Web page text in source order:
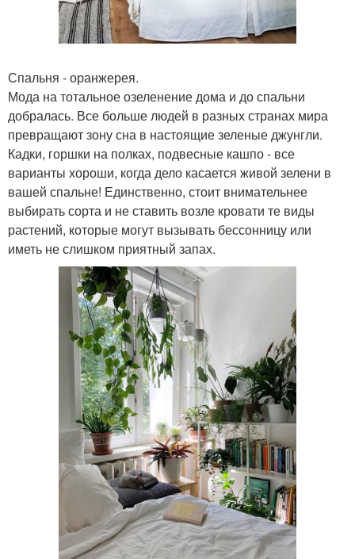
Спальня - оранжерея.
Мода на тотальное озеленение дома и до спальни
добралась. Все больше людей в разных странах мира
превращают зону сна в настоящие зеленые джунгли.
Кадки, горшки на полках, подвесные кашпо - все
варианты хороши, когда дело касается живой зелени в
вашей спальне! Единственно, стоит внимательнее
выбирать сорта и не ставить возле кровати те виды
растений, которые могут вызывать бессонницу или
иметь не слишком приятный запах.